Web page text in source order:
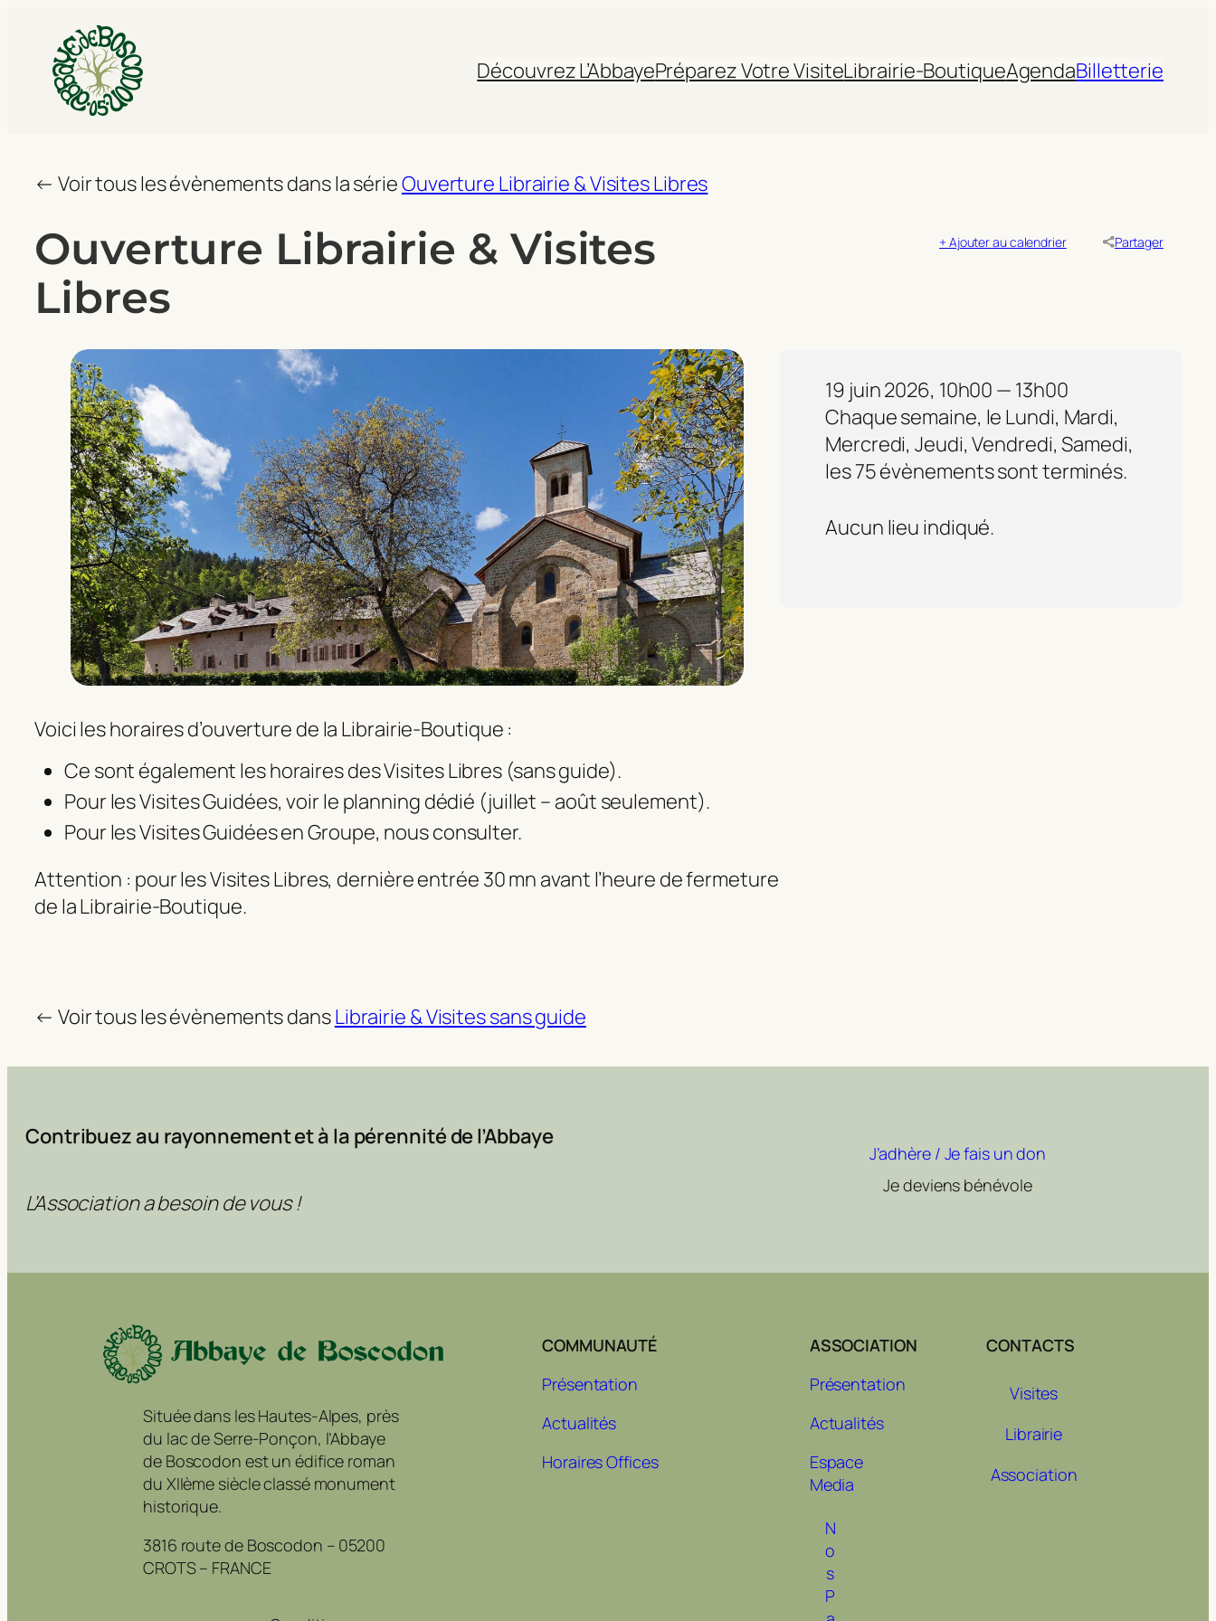
Découvrez L’AbbayePréparez Votre VisiteLibrairie-BoutiqueAgendaBilletterie
← Voir tous les évènements dans la sérieOuverture Librairie & Visites Libres
Ouverture Librairie & Visites
Libres
+ Ajouter au calendrier Partager
Voici les horaires d’ouverture de la Librairie-Boutique :
Ce sont également les horaires des Visites Libres (sans guide).
Pour les Visites Guidées, voir le planning dédié (juillet – août seulement).
Pour les Visites Guidées en Groupe, nous consulter.
Attention : pour les Visites Libres, dernière entrée 30 mn avant l’heure de fermeture
de la Librairie-Boutique.
← Voir tous les évènements dansLibrairie & Visites sans guide
19 juin 2026, 10h00 — 13h00
Chaque semaine, le Lundi, Mardi,
Mercredi, Jeudi, Vendredi, Samedi,
les 75 évènements sont terminés.
Aucun lieu indiqué.
Contribuez au rayonnement et à la pérennité de l’Abbaye
L’Association a besoin de vous !
J’adhère / Je fais un don
Je deviens bénévole
Située dans les Hautes-Alpes, près
du lac de Serre-Ponçon, l’Abbaye
de Boscodon est un édifice roman
du XIIème siècle classé monument
historique.
3816 route de Boscodon – 05200
CROTS – FRANCE
COMMUNAUTÉ
Présentation
Actualités
Horaires Offices
ASSOCIATION
Présentation
Actualités
Espace
Media
N
o
s
P
CONTACTS
Visites
Librairie
Association